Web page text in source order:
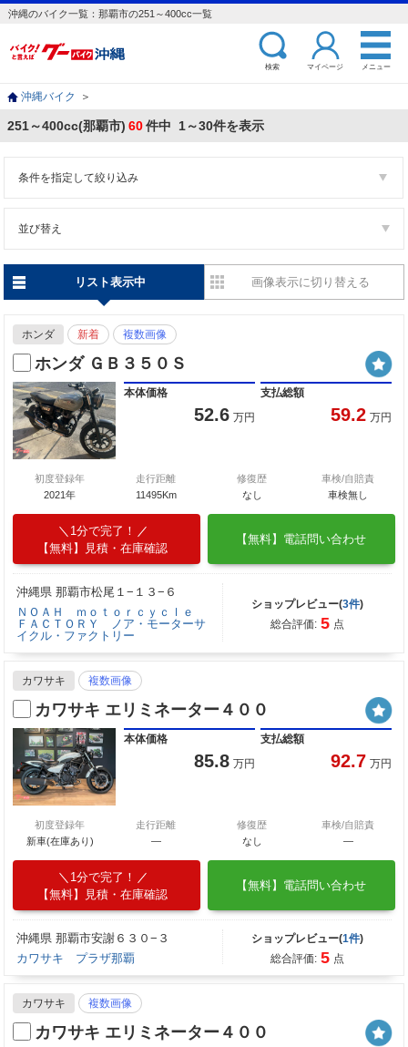
沖縄のバイク一覧：那覇市の251～400cc一覧
検索 マイページ メニュー
沖縄バイク ＞
251～400cc(那覇市) 60件中 1～30件を表示
条件を指定して絞り込み
並び替え
リスト表示中 画像表示に切り替える
ホンダ 新着 複数画像
ホンダ ＧＢ３５０Ｓ
本体価格
52.6 万円
支払総額
59.2 万円
初度登録年
2021年
走行距離
11495Km
修復歴
なし
車検/自賠責
車検無し
1分で完了！
【無料】見積・在庫確認
【無料】電話問い合わせ
沖縄県 那覇市松尾１−１３−６
ＮＯＡＨ ｍｏｔｏｒｃｙｃｌｅ
ＦＡＣＴＯＲＹ ノア・モーターサ
イクル・ファクトリー
ショップレビュー(3件)
総合評価: 5 点
カワサキ 複数画像
カワサキ エリミネーター４００
本体価格
85.8 万円
支払総額
92.7 万円
初度登録年
新車(在庫あり)
走行距離
―
修復歴
なし
車検/自賠責
―
1分で完了！
【無料】見積・在庫確認
【無料】電話問い合わせ
沖縄県 那覇市安謝６３０−３
カワサキ プラザ那覇
ショップレビュー(1件)
総合評価: 5 点
カワサキ 複数画像
カワサキ エリミネーター４００